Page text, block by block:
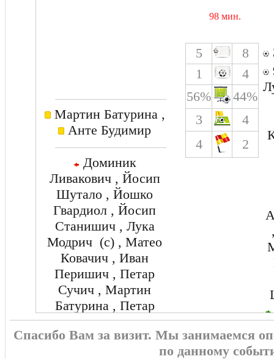
98 мин.
Мартин Батурина ,
Анте Будимир
Доминик
Ливакович , Йосип
Шутало , Йошко
Гвардиол , Йосип
Станишич , Лука
Модрич (c) , Матео
Ковачич , Иван
Перишич , Петар
Сучич , Мартин
Батурина , Петар
Муса
Марио Пашалич ,
5
8
1
4
56%
44%
3
4
4
2
Спасибо Вам за визит. Мы занимаемся
по данному